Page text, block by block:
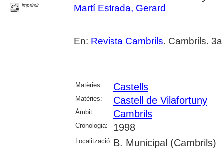
imprimir
Martí Estrada, Gerard
En: Revista Cambrils. Cambrils.
Matèries: Castells
Matèries: Castell de Vilafortuny
Àmbit: Cambrils
Cronologia: 1998
Localització: B. Municipal (Cambrils)